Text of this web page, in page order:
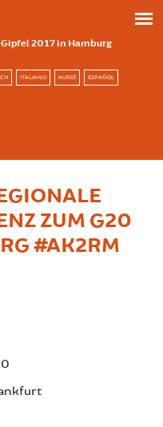
2017 in Hamburg
ITALIANO KURDÎ ESPAÑOL
ZUM G20
#AK2RM